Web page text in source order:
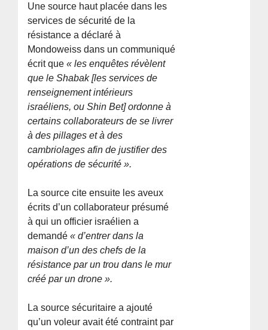
Une source haut placée dans les
services de sécurité de la
résistance a déclaré à
Mondoweiss dans un communiqué
écrit que« les enquêtes révèlent
que le Shabak [les services de
renseignement intérieurs
israéliens, ou Shin Bet] ordonne à
certains collaborateurs de se livrer
à des pillages et à des
cambriolages afin de justifier des
opérations de sécurité ».
La source cite ensuite les aveux
écrits d’un collaborateur présumé
à qui un officier israélien a
demandé « d’entrer dans la
maison d’un des chefs de la
résistance par un trou dans le mur
créé par un drone ».
La source sécuritaire a ajouté
qu’un voleur avait été contraint par